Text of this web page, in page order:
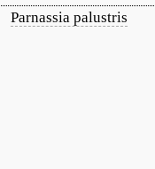
Parnassia palustris